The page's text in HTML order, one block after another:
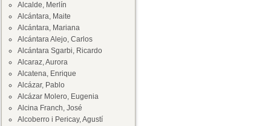
Alcalde, Merlín
Alcántara, Maite
Alcántara, Mariana
Alcántara Alejo, Carlos
Alcántara Sgarbi, Ricardo
Alcaraz, Aurora
Alcatena, Enrique
Alcázar, Pablo
Alcázar Molero, Eugenia
Alcina Franch, José
Alcoberro i Pericay, Agustí